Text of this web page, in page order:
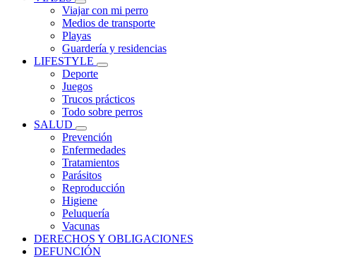
Viajar con mi perro
Medios de transporte
Playas
Guardería y residencias
LIFESTYLE
Deporte
Juegos
Trucos prácticos
Todo sobre perros
SALUD
Prevención
Enfermedades
Tratamientos
Parásitos
Reproducción
Higiene
Peluquería
Vacunas
DERECHOS Y OBLIGACIONES
DEFUNCIÓN